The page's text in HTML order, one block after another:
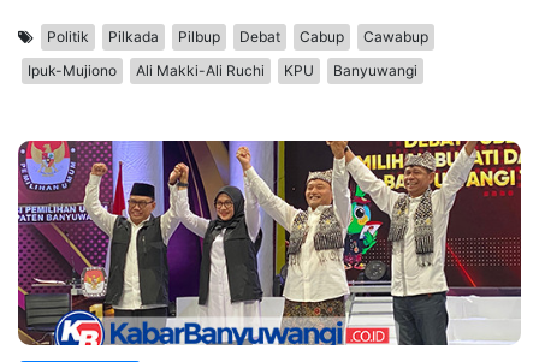
Politik Pilkada Pilbup Debat Cabup
Cawabup
Ipuk-Mujiono
Ali Makki-Ali Ruchi KPU Banyuwangi